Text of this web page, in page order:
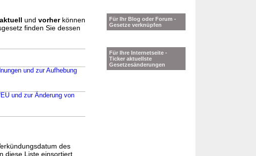
aktuell und vorherkönnen
finden Sie dessen
und zur Aufhebung
und zur Änderung von
des
diese Liste einsortiert
Für Ihr Blog oder Forum -
Gesetze verknüpfen
Für Ihre Internetseite -
Ticker aktuellste
Gesetzesänderungen